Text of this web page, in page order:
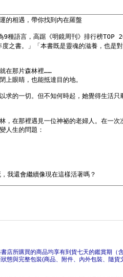
店所購買的商品均享有到貨七天的鑑賞期（
態與完整包裝(商品、附件、內外包裝、隨貨